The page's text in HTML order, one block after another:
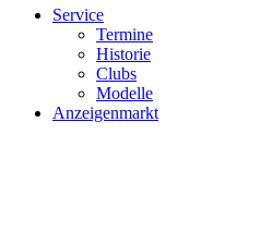
Service
Termine
Historie
Clubs
Modelle
Anzeigenmarkt